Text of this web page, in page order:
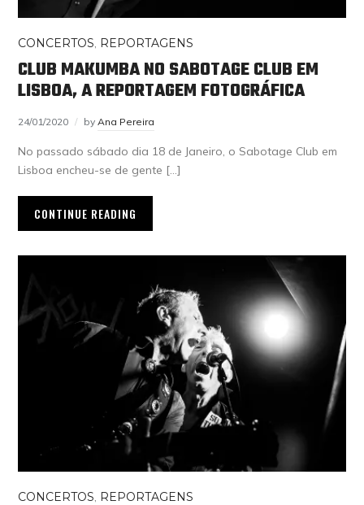
CONCERTOS, REPORTAGENS
CLUB MAKUMBA NO SABOTAGE CLUB EM
LISBOA, A REPORTAGEM FOTOGRÁFICA
24/01/2020 byAna Pereira
No passado sábado dia 18 de Janeiro, o Sabotage Club em
Lisboa encheu-se de gente […]
CONTINUE READING
CONCERTOS REPORTAGENS